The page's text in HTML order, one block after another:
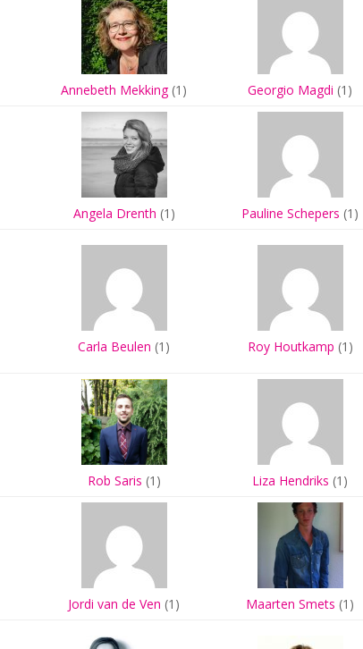
Annebeth Mekking(1) Georgio Magdi (1)
Angela Drenth (1) Pauline Schepers (1)
Carla Beulen (1) Roy Houtkamp (1)
Rob Saris (1) Liza Hendriks (1)
Jordi van de Ven (1) Maarten Smets (1)